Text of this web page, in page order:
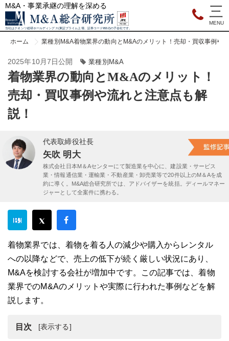
M&A・事業承継の理解を深める
当社はクオンツ総研ホールディングス(東証プライム上場、証券コード9552)の子会社です。
ホーム 業種別M&A着物業界の動向とM&Aのメリット！売却・買収事例や
2025年10月7日公開 業種別M&A
着物業界の動向とM&Aのメリット！
売却・買収事例や流れと注意点も解
説！
代表取締役社長
矢吹 明大
株式会社日本M＆Aセンターにて製造業を中心に、建設業・サービス
業・情報通信業・運輸業・不動産業・卸売業等で20件以上のM＆Aを成
約に導く。M&A総合研究所では、アドバイザーを統括。ディールマネー
ジャーとして全案件に携わる。
着物業界では、着物を着る人の減少や購入からレンタル
への以降などで、売上の低下が続く厳しい状況にあり、
M&Aを検討する会社が増加中です。この記事では、着物
業界でのM&Aのメリットや実際に行われた事例などを解
説します。
目次